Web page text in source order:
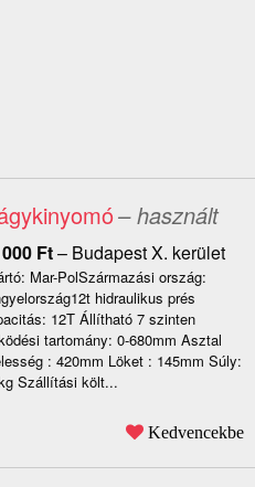
– használt
Ft– Budapest X. kerület
Mar-PolSzármazási ország:
hidraulikus prés
12T Állítható 7 szinten
tartomány: 0-680mm Asztal
: 420mm Löket : 145mm Súly:
Szállítási költ...
Kedvencekbe